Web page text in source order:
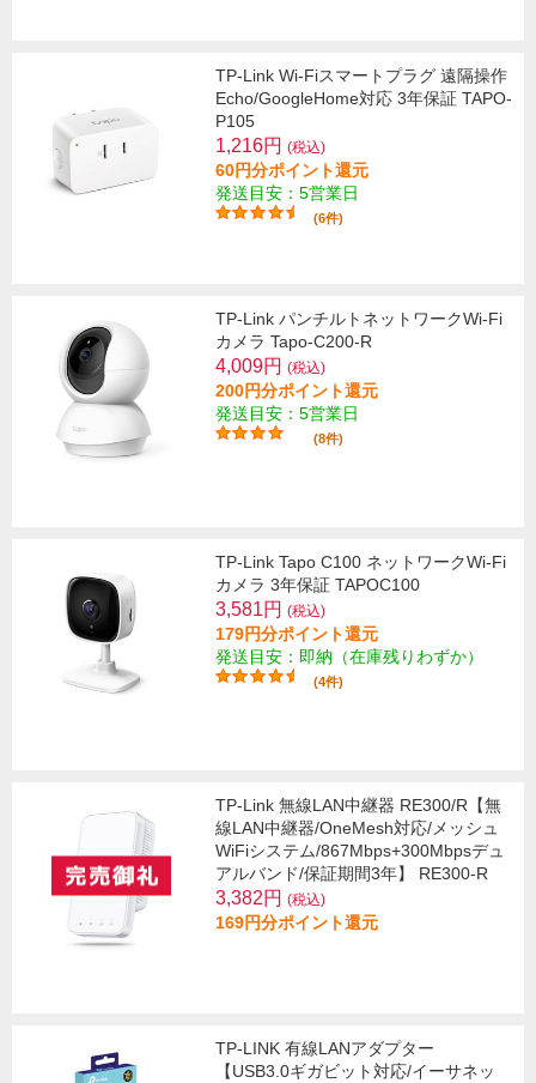
TP-Link Wi-Fiスマートプラグ 遠隔操作
Echo/GoogleHome対応 3年保証 TAPO-
P105
1,216円 (税込)
60円分ポイント還元
発送目安：5営業日
(6件)
TP-Link パンチルトネットワークWi-Fi
カメラ Tapo-C200-R
4,009円 (税込)
200円分ポイント還元
発送目安：5営業日
(8件)
TP-Link Tapo C100 ネットワークWi-Fi
カメラ 3年保証 TAPOC100
3,581円 (税込)
179円分ポイント還元
発送目安：即納（在庫残りわずか）
(4件)
TP-Link 無線LAN中継器 RE300/R【無
線LAN中継器/OneMesh対応/メッシュ
WiFiシステム/867Mbps+300Mbpsデュ
アルバンド/保証期間3年】 RE300-R
3,382円 (税込)
169円分ポイント還元
TP-LINK 有線LANアダプター
【USB3.0ギガビット対応/イーサネッ